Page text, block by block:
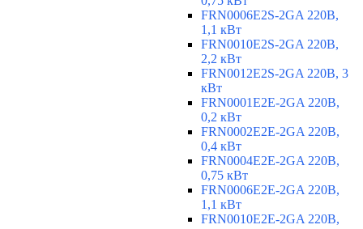
FRN0006E2S-2GA 220В,
1,1 кВт
FRN0010E2S-2GA 220В,
2,2 кВт
FRN0012E2S-2GA 220В, 3
кВт
FRN0001E2E-2GA 220В,
0,2 кВт
FRN0002E2E-2GA 220В,
0,4 кВт
FRN0004E2E-2GA 220В,
0,75 кВт
FRN0006E2E-2GA 220В,
1,1 кВт
FRN0010E2E-2GA 220В,